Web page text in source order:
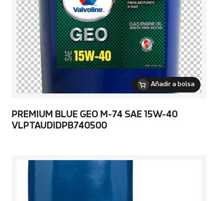
Añadir a bolsa
PREMIUM BLUE GEO M-74 SAE 15W-40
VLPTAUDIDPB740500